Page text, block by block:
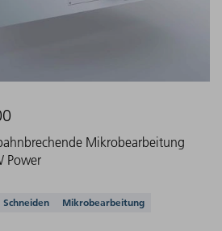
Mikrobearbeitung
Power
Schneiden Mikrobearbeitung